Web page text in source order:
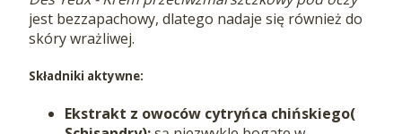
jest bezzapachowy, dlatego nadaje się również do
skóry wrażliwej.
Składniki aktywne:
Ekstrakt z owoców cytryńca chińskiego(